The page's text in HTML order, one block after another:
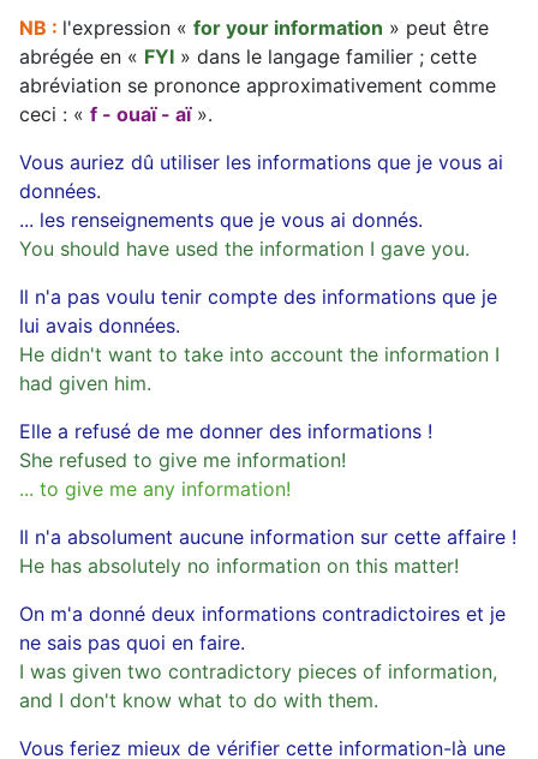
NB : l'expression « for your information » peut être
abrégée en « FYI » dans le langage familier ; cette
abréviation se prononce approximativement comme
ceci : « f - ouaï - aï».
Vous auriez dû utiliser les informations que je vous ai
données.
... les renseignements que je vous ai donnés.
You should have used the information I gave you.
Il n'a pas voulu tenir compte des informations que je
lui avais données.
He didn't want to take into account the information I
had given him.
Elle a refusé de me donner des informations !
She refused to give me information!
... to give me any information!
Il n'a absolument aucune information sur cette affaire !
He has absolutely no information on this matter!
On m'a donné deux informations contradictoires et je
ne sais pas quoi en faire.
I was given two contradictory pieces of information,
and I don't know what to do with them.
Vous feriez mieux de vérifier cette information-là une